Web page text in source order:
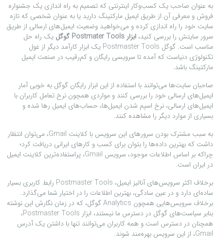
به عنوان صاحب یک کسب‌وکار اینترنتی که تصمیم به راه اندازی یک جشنواره
فروش و معرفی آن از طریق ایمیل مارکتینگ دارید یا به عنوان شخصی که تازه
سایت خود را راه‌ اندازی کرده و می‌خواهید وضعیت ایمیل‌های ارسالی از طریق
سرور سایتش را بررسی کنید، ابزار Postmater Tools گوگل
یک راه حل
مناسب است. گوگل Postmaster Tools یک ابزار کارآمد دیگر از غول
تکنولوژی دنیاست که آمده تا سرویسی رایگان و کم‌رقیب در صنعت ایمیل
مارکتینگ باشد.
صاحبان سایت‌ها می‌توانند با استفاده از این ابزار رایگان گوگل به خوبی آمار
ایمیل‌های ارسالی خود را بررسی کنند و مواردی همچون نرخ تعامل کاربران با
ایمیل‌های ارسالی، نرخ اسپم شدن ایمیل‌ها، حساب‌های ایمیل رها شده و
بسیاری از موارد دیگر را مشاهده کنند.
به سبب مشترک بودن سرورهای این سرویس با کلاینت Gmail، می‌توان انتظار
داشت که بهترین داده‌ها را بتوان برای کسب و کارهای ایرانی دریافت کرد؛
چراکه بر اساس اطلاعات موجود، سرویس Gmail، پراستفاده‌ترین کلاینت ایمیل
در ایران است.
برخلاف اکثر سرویس‌های آنالیز ایمیل، Postmaster Tools رابط کاربری بسیار
ساده‌ای دارد و در عین سادگی، بهترین اطلاعات را در اختیار شما می‌گذارد.
برخلاف سرویس‌هایی همچون Analytics گوگل، که در زمان نگارش این نوشته
بنابر سیاست‌های گوگل در دسترس ما نیستند، ابزار Postmaster Tools،
همچنان در دسترس است و همه کاربران می‌توانند تنها با داشتن یک آدرس
Gmail، از این سرویس بهره‌مند شوند.